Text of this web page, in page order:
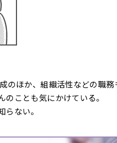
のほか、組織活性などの職
ことも気にかけている。
ない。